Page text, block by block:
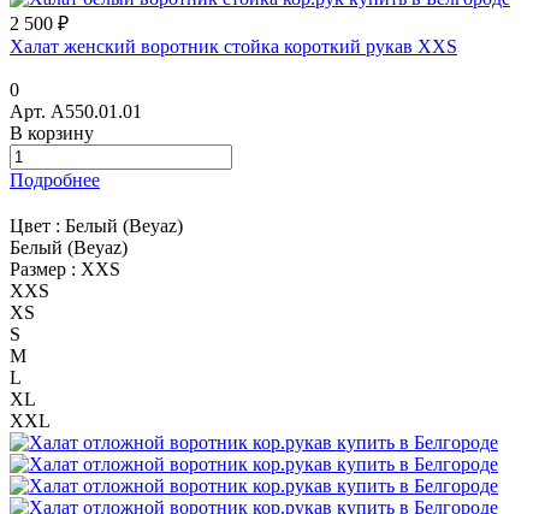
2 500 ₽
Халат женский воротник стойка короткий рукав XXS
0
Арт. A550.01.01
В корзину
Подробнее
Цвет : Белый (Beyaz)
Белый (Beyaz)
Размер : XXS
XXS
XS
S
M
L
XL
XXL